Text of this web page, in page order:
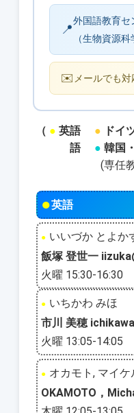
📍
外国語教育セ
（生物資源
✉️ メールでも対
（ ● 英語 ● ドイ
語
● 韓国
(専任
●英語
● いいづか とよか
飯塚 登世一
火曜 15:30-16:30
● いちかわ みほ
市川 美穂
火曜 13:05-14:05
● オカモト, マイケ
OKAMOTO，